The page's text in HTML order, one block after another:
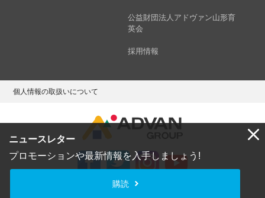
ニュースレター
プロモーションや最新情報を入手しましょう!
購読
公益財団法人アドヴァン山形育
英会
採用情報
個人情報の取扱いについて